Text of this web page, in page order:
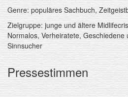
Genre: populäres Sachbuch,
Zielgruppe: junge und ältere
Normalos, Verheiratete,
Sinnsucher
Pressestimmen